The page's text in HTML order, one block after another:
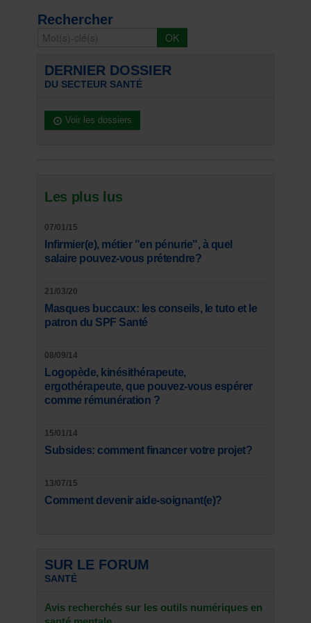
Rechercher
DERNIER DOSSIER
DU SECTEUR SANTÉ
Voir les dossiers
Les plus lus
07/01/15
Infirmier(e), métier "en pénurie", à quel
salaire pouvez-vous prétendre?
21/03/20
Masques buccaux: les conseils, le tuto et le
patron du SPF Santé
08/09/14
Logopède, kinésithérapeute,
ergothérapeute, que pouvez-vous espérer
comme rémunération ?
15/01/14
Subsides: comment financer votre projet?
13/07/15
Comment devenir aide-soignant(e)?
SUR LE FORUM
SANTÉ
Avis recherchés sur les outils numériques en